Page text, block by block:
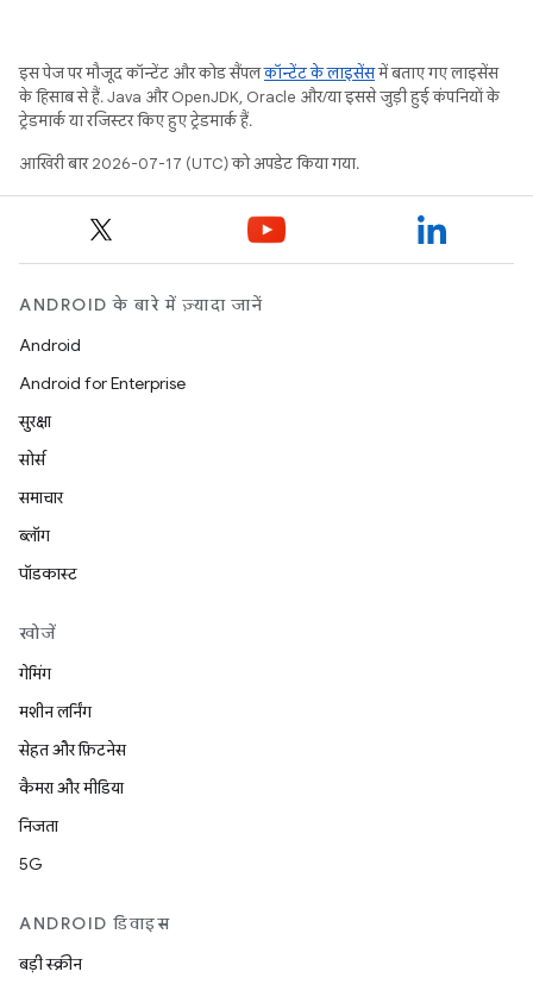
इस पेज पर मौजूद कॉन्टेंट और कोड सैंपलकॉन्टेंट के लाइसेंसमें बताए गए लाइसेंस
के हिसाब से हैं. Java और OpenJDK, Oracle और/या इससे जुड़ी हुई कंपनियों के
ट्रेडमार्क या रजिस्टर किए हुए ट्रेडमार्क हैं.
आखिरी बार 2026-07-17 (UTC) को अपडेट किया गया.
ANDROID के बारे में ज़्यादा जानें
Android
Android for Enterprise
सुरक्षा
सोर्स
समाचार
ब्लॉग
पॉडकास्ट
खोजें
गेमिंग
मशीन लर्निंग
सेहत और फ़िटनेस
कैमरा और मीडिया
निजता
5G
ANDROID डिवाइस
बड़ी स्क्रीन